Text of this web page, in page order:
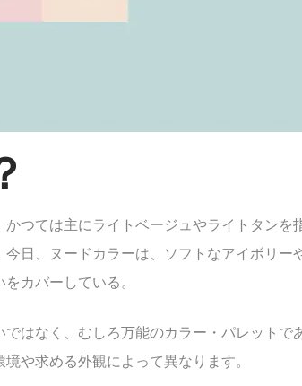
つては主にライトベージュやライトタン
日、ヌードカラーは、ソフトなアイボリー
カバーしている。
はなく、むしろ万能のカラー・パレット
や求める外観によって異なります。